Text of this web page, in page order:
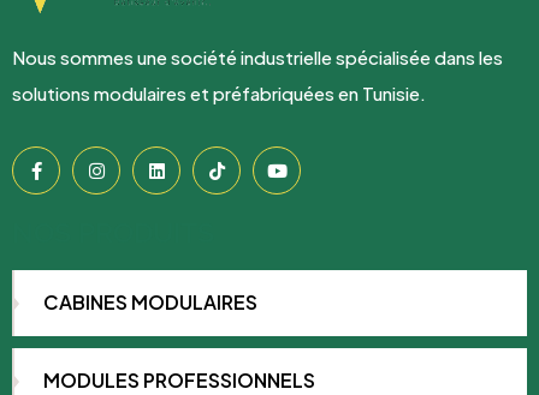
Nous sommes une société industrielle spécialisée dans les
solutions modulaires et préfabriquées en Tunisie.
CABINES MODULAIRES
MODULES PROFESSIONNELS